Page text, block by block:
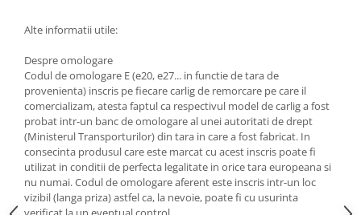
Carlige Peugeot
Carlige Plymouth
Carlige Polestar
Carlige Porsche
Carlige Renault
Carlige Seat
Scut motor Tesla
Scut motor Toyota
Scut motor Volvo
Scut motor Volvo C40
Scut motor Volvo V90
Scut motor Volvo XC40
Scut motor Vw
Alte informatii utile:
Despre omologare
Codul de omologare E (e20, e27... in functie de tara de
provenienta) inscris pe fiecare carlig de remorcare pe care il
comercializam, atesta faptul ca respectivul model de carlig a fost
probat intr-un banc de omologare al unei autoritati de drept
(Ministerul Transporturilor) din tara in care a fost fabricat. In
consecinta produsul care este marcat cu acest inscris poate fi
utilizat in conditii de perfecta legalitate in orice tara europeana si
nu numai. Codul de omologare aferent este inscris intr-un loc
vizibil (langa priza) astfel ca, la nevoie, poate fi cu usurinta